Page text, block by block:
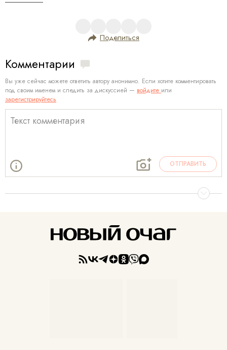
Поделиться
Комментарии
Вы уже сейчас можете ответить автору анонимно. Если хотите комментировать
под своим именем и следить за дискуссией — войдите или
зарегистрируйтесь
ОТПРАВИТЬ